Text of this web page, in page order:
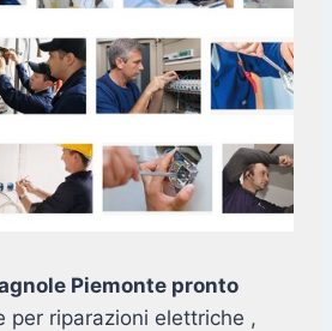
Piemonte pronto
per riparazioni elettriche ,